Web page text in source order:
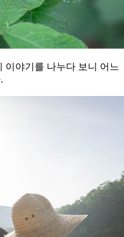
이야기를 나누다 보니 어느